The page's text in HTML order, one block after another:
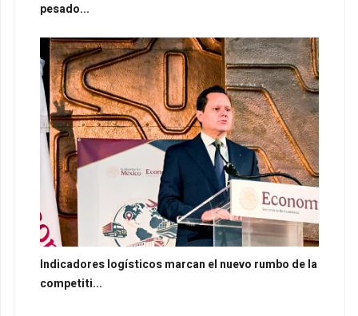
pesado...
Indicadores logísticos marcan el nuevo rumbo de la
competiti...